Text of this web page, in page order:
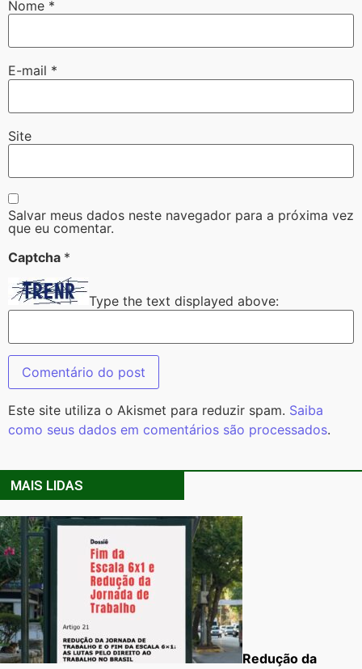
Nome *
E-mail *
Site
Salvar meus dados neste navegador para a próxima vez
que eu comentar.
Captcha *
Type the text displayed above:
Este site utiliza o Akismet para reduzir spam. Saiba
como seus dados em comentários são processados.
MAIS LIDAS
Redução da